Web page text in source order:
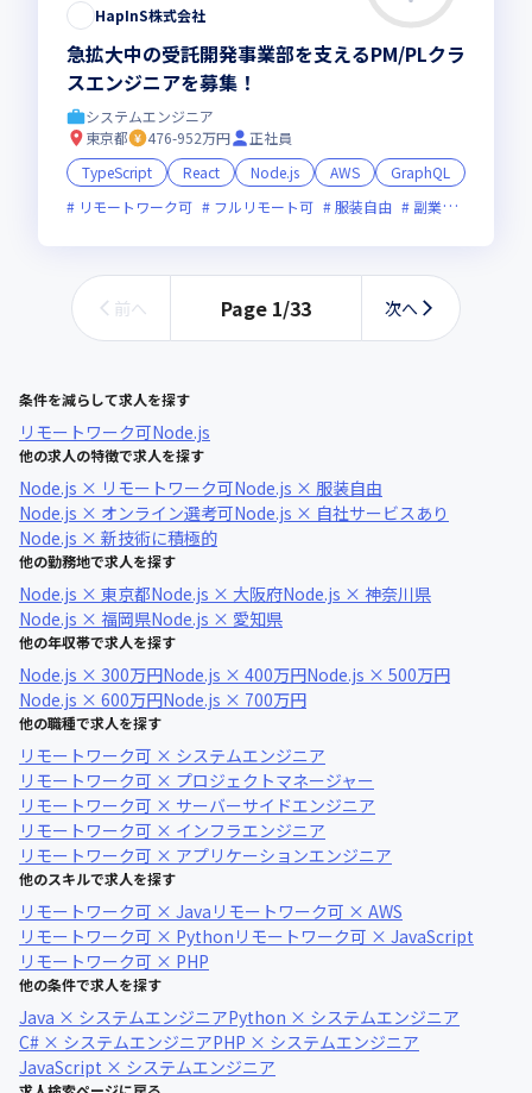
HapInS株式会社
急拡大中の受託開発事業部を支えるPM/PLクラ
スエンジニアを募集！
システムエンジニア
東京都
476-952万円
正社員
TypeScript
React Node.js AWS
GraphQL
リモートワーク可
フルリモート可 服装自由 副業可
前へ Page 1/33 次へ
条件を減らして求人を探す
リモートワーク可Node.js
他の求人の特徴で求人を探す
Node.js × リモートワーク可Node.js × 服装自由
Node.js × オンライン選考可Node.js × 自社サービスあり
Node.js × 新技術に積極的
他の勤務地で求人を探す
Node.js × 東京都Node.js × 大阪府Node.js × 神奈川県
Node.js × 福岡県Node.js × 愛知県
他の年収帯で求人を探す
Node.js × 300万円Node.js × 400万円Node.js × 500万円
Node.js × 600万円Node.js × 700万円
他の職種で求人を探す
リモートワーク可 × システムエンジニア
リモートワーク可 × プロジェクトマネージャー
リモートワーク可 × サーバーサイドエンジニア
リモートワーク可 × インフラエンジニア
リモートワーク可 × アプリケーションエンジニア
他のスキルで求人を探す
リモートワーク可 × Java リモートワーク可 × AWS
リモートワーク可 × Python リモートワーク可 × JavaScript
リモートワーク可 × PHP
他の条件で求人を探す
Java × システムエンジニアPython × システムエンジニア
C# × システムエンジニアPHP × システムエンジニア
JavaScript × システムエンジニア